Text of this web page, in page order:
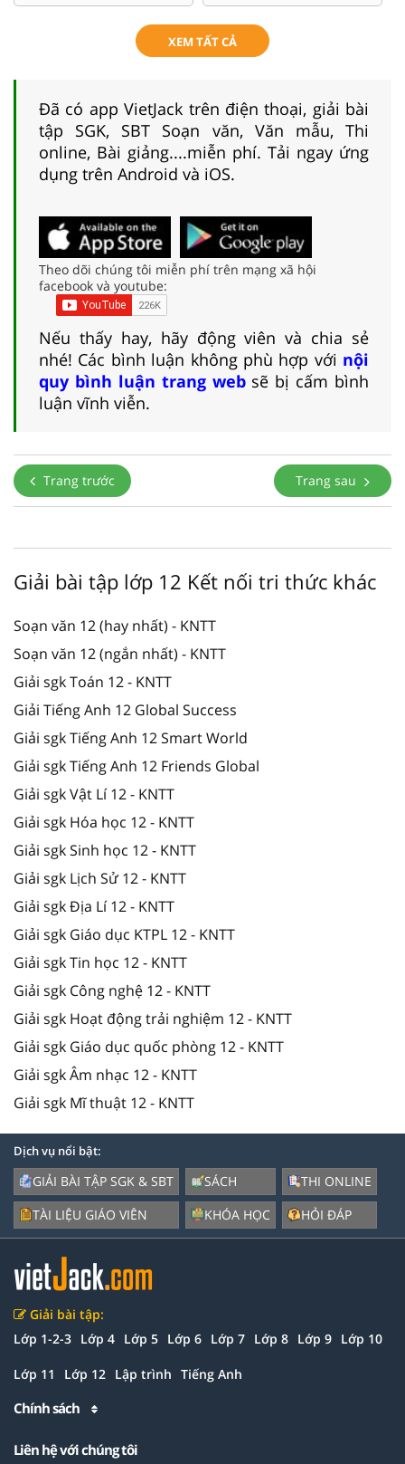
XEM TẤT CẢ
Đã có app VietJack trên điện thoại, giải bài
tập SGK, SBT Soạn văn, Văn mẫu, Thi
online, Bài giảng....miễn phí. Tải ngay ứng
dụng trên Android và iOS.
Theo dõi chúng tôi miễn phí trên mạng xã hội
facebook và youtube:
Nếu thấy hay, hãy động viên và chia sẻ
nhé! Các bình luận không phù hợp với nội
quy bình luận trang websẽ bị cấm bình
luận vĩnh viễn.
Trang trước Trang sau
Giải bài tập lớp 12 Kết nối tri thức khác
Soạn văn 12 (hay nhất) - KNTT
Soạn văn 12 (ngắn nhất) - KNTT
Giải sgk Toán 12 - KNTT
Giải Tiếng Anh 12 Global Success
Giải sgk Tiếng Anh 12 Smart World
Giải sgk Tiếng Anh 12 Friends Global
Giải sgk Vật Lí 12 - KNTT
Giải sgk Hóa học 12 - KNTT
Giải sgk Sinh học 12 - KNTT
Giải sgk Lịch Sử 12 - KNTT
Giải sgk Địa Lí 12 - KNTT
Giải sgk Giáo dục KTPL 12 - KNTT
Giải sgk Tin học 12 - KNTT
Giải sgk Công nghệ 12 - KNTT
Giải sgk Hoạt động trải nghiệm 12 - KNTT
Giải sgk Giáo dục quốc phòng 12 - KNTT
Giải sgk Âm nhạc 12 - KNTT
Giải sgk Mĩ thuật 12 - KNTT
Dịch vụ nổi bật:
GIẢI BÀI TẬP SGK & SBT
TÀI LIỆU GIÁO VIÊN
SÁCH
KHÓA HỌC
THI ONLINE
HỎI ĐÁP
Giải bài tập:
Lớp 1-2-3 Lớp 4 Lớp 5 Lớp 6 Lớp 7 Lớp 8 Lớp 9 Lớp 10
Lớp 11 Lớp 12 Lập trình Tiếng Anh
Chính sách
Liên hệ với chúng tôi